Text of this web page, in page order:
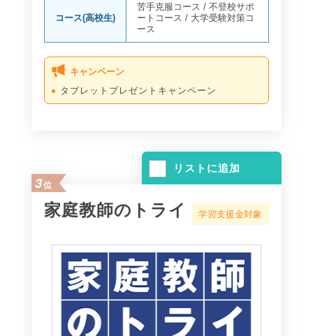
コース(高校生)
苦手克服コース /不登校サポ
ートコース /大学受験対策コ
ース
キャンペーン
タブレットプレゼントキャンペーン
リストに追加
3位
家庭教師のトライ 学習支援金対象